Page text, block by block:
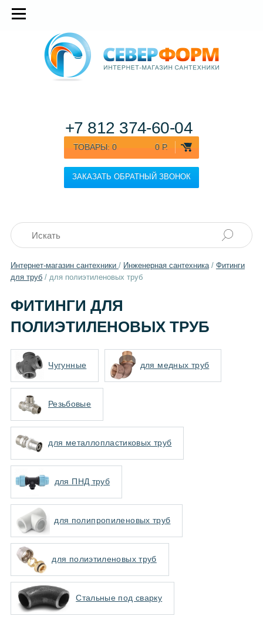
ТОВАРЫ: 0 0 Р.
ЗАКАЗАТЬ ОБРАТНЫЙ ЗВОНОК
+7 812 374-60-04
Интернет-магазин сантехники / Инженерная сантехника / Фитинги
для труб / для полиэтиленовых труб
ФИТИНГИ ДЛЯ
ПОЛИЭТИЛЕНОВЫХ ТРУБ
Чугунные для медных труб
Резьбовые
для металлопластиковых труб
для ПНД труб
для полипропиленовых труб
для полиэтиленовых труб
Стальные под сварку